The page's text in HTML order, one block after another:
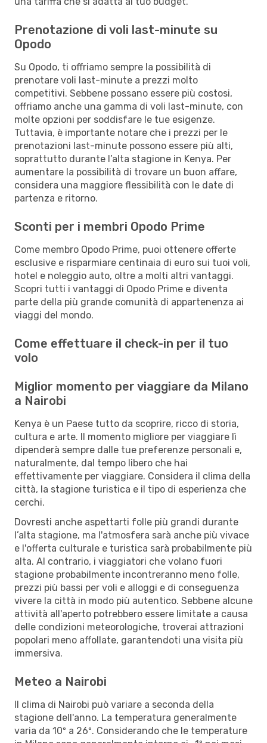
Prenotazione di voli last-minute su
Opodo
Su Opodo, ti offriamo sempre la possibilità di
prenotare voli last-minute a prezzi molto
competitivi. Sebbene possano essere più costosi,
offriamo anche una gamma di voli last-minute, con
molte opzioni per soddisfare le tue esigenze.
Tuttavia, è importante notare che i prezzi per le
prenotazioni last-minute possono essere più alti,
soprattutto durante l’alta stagione in Kenya. Per
aumentare la possibilità di trovare un buon affare,
considera una maggiore flessibilità con le date di
partenza e ritorno.
Sconti per i membri Opodo Prime
Come membro Opodo Prime, puoi ottenere offerte
esclusive e risparmiare centinaia di euro sui tuoi voli,
hotel e noleggio auto, oltre a molti altri vantaggi.
Scopri tutti i vantaggi di Opodo Prime e diventa
parte della più grande comunità di appartenenza ai
viaggi del mondo.
Come effettuare il check-in per il tuo
volo
Miglior momento per viaggiare da Milano
a Nairobi
Kenya è un Paese tutto da scoprire, ricco di storia,
cultura e arte. Il momento migliore per viaggiare lì
dipenderà sempre dalle tue preferenze personali e,
naturalmente, dal tempo libero che hai
effettivamente per viaggiare. Considera il clima della
città, la stagione turistica e il tipo di esperienza che
cerchi.
Dovresti anche aspettarti folle più grandi durante
l’alta stagione, ma l'atmosfera sarà anche più vivace
e l'offerta culturale e turistica sarà probabilmente più
alta. Al contrario, i viaggiatori che volano fuori
stagione probabilmente incontreranno meno folle,
prezzi più bassi per voli e alloggi e di conseguenza
vivere la città in modo più autentico. Sebbene alcune
attività all'aperto potrebbero essere limitate a causa
delle condizioni meteorologiche, troverai attrazioni
popolari meno affollate, garantendoti una visita più
immersiva.
Meteo a Nairobi
Il clima di Nairobi può variare a seconda della
stagione dell'anno. La temperatura generalmente
varia da 10º a 26º. Considerando che le temperature